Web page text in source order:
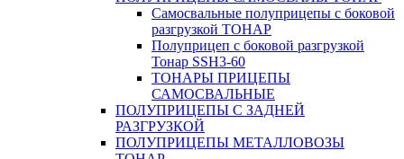
Самосвальные полуприцепы с боковой
разгрузкой ТОНАР
Полуприцеп с боковой разгрузкой
Тонар SSH3-60
ТОНАРЫ ПРИЦЕПЫ
САМОСВАЛЬНЫЕ
ПОЛУПРИЦЕПЫ С ЗАДНЕЙ
РАЗГРУЗКОЙ
ПОЛУПРИЦЕПЫ МЕТАЛЛОВОЗЫ